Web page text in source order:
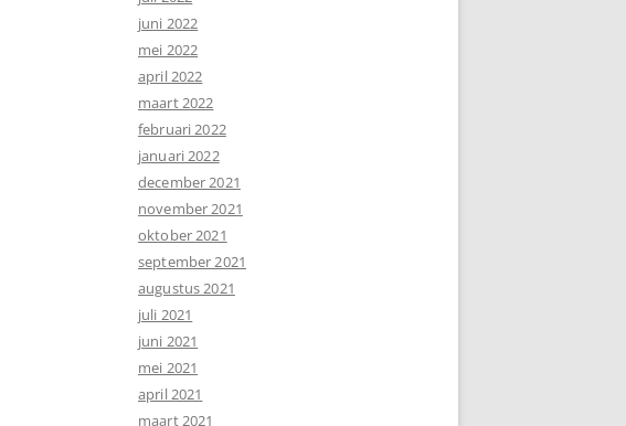
juni 2022
mei 2022
april 2022
maart 2022
februari 2022
januari 2022
december 2021
november 2021
oktober 2021
september 2021
augustus 2021
juli 2021
juni 2021
mei 2021
april 2021
maart 2021